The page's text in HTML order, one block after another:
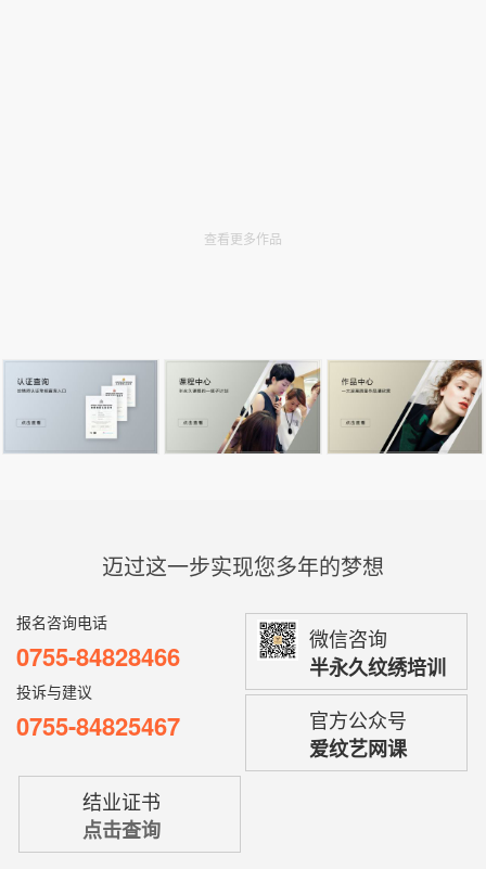
查看更多作品
迈过这一步实现您多年的梦想
报名咨询电话
0755-84828466
投诉与建议
0755-84825467
微信咨询
半永久纹绣培训
官方公众号
爱纹艺网课
结业证书
点击查询